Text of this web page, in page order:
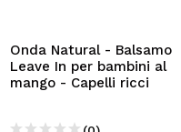
Creando un account su
acquisti velocemente,
consultare le tue
Onda Natural - Balsamo
Leave In per bambini al
mango - Capelli ricci